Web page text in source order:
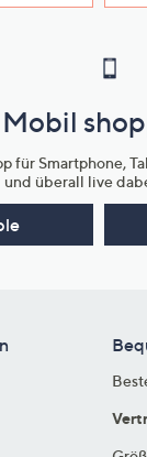
Mobil
für Smartphone,
und überall live